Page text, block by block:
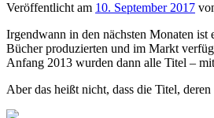
Veröffentlicht am 10. September 2017
Irgendwann in den nächsten Monaten ist
Bücher produzierten und im Markt
Anfang 2013 wurden dann alle Titel –
Aber das heißt nicht, dass die Titel,